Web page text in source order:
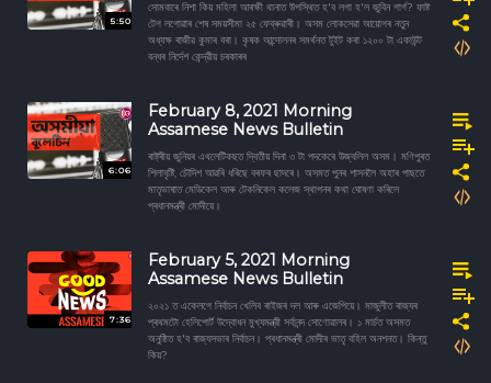
5:50
সোমবাৰে নিশা কিয় মহিলা আৰক্ষী থানাত উপস্থিত হ'ব লগা হ'ল জুবিন গাৰ্গ? ফাষ্ট
টেগ লগোৱাৰ শেষ সময়সীমা ২৫ ফেব্ৰুৱাৰী। অসম লোকসেৱা আয়োগৰ নতুন
অধ্যক্ষ ৰাজীৱ কুমাৰ বৰা। কৃষক আন্দোলনৰ সমৰ্থনত টুইট কৰা ১২০০ টা একাউন্ট
বন্ধৰ নিৰ্দেশ কেন্দ্রীয় চৰকাৰৰ
6:06
February 8, 2021 Morning
Assamese News Bulletin
ৰাষ্ট্ৰীয় জুনিয়ৰ এথলেটিকছত দ্বিতীয় দিনা ৩ টা পদকেৰে উজ্বলিল অসম। মণিপুৰত
শিলাবৃষ্টি, চৌদিশ আৱৰি ধৰিছে বৰফৰ ছাদৰে। অসমত পুনৰ শাসনলৈ অহাৰ পাছতে
মাতৃভাষাত মেডিকেল আৰু টেকনিকেল কলেজ স্থাপনৰ কথা ঘোষণা কৰিলে
প্ৰধানমন্ত্ৰী মোদীয়ে।
7:36
February 5, 2021 Morning
Assamese News Bulletin
২০২১ ত একেলগে নিৰ্বাচন খেলিব ৰাইজৰ দল আৰু এজেপিয়ে। মাজুলীত ৰাজ্যৰ
প্ৰথমটো হেলিপোৰ্ট উদ্বোধন মুখ্যমন্ত্রী সৰ্বানন্দ সোণোৱালৰ। ১ মাৰ্চত অসমত
অনুষ্ঠিত হ'ব ৰাজ্যসভাৰ নিৰ্বাচন। প্ৰধানমন্ত্ৰী মোদীৰ ভাতৃ বহিল অনশনত। কিন্তু
কিয়?